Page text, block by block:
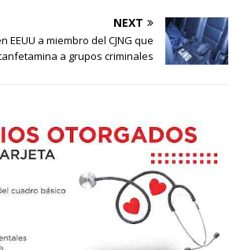
NEXT
EEUU a miembro del CJNG que
a grupos criminales